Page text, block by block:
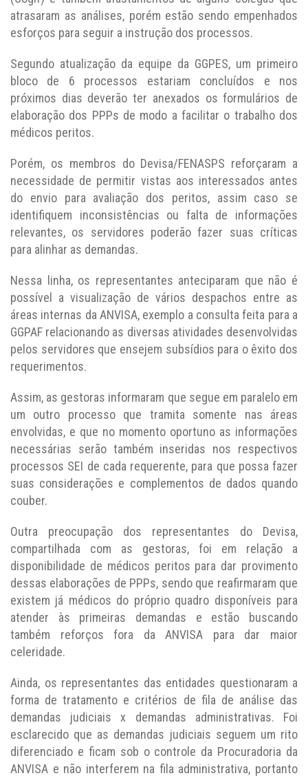
atrasaram as análises, porém estão sendo empenhados
esforços para seguir a instrução dos processos.
Segundo atualização da equipe da GGPES, um primeiro
bloco de 6 processos estariam concluídos e nos
próximos dias deverão ter anexados os formulários de
elaboração dos PPPs de modo a facilitar o trabalho dos
médicos peritos.
Porém, os membros do Devisa/FENASPS reforçaram a
necessidade de permitir vistas aos interessados antes
do envio para avaliação dos peritos, assim caso se
identifiquem inconsistências ou falta de informações
relevantes, os servidores poderão fazer suas críticas
para alinhar as demandas.
Nessa linha, os representantes anteciparam que não é
possível a visualização de vários despachos entre as
áreas internas da ANVISA, exemplo a consulta feita para a
GGPAF relacionando as diversas atividades desenvolvidas
pelos servidores que ensejem subsídios para o êxito dos
requerimentos.
Assim, as gestoras informaram que segue em paralelo em
um outro processo que tramita somente nas áreas
envolvidas, e que no momento oportuno as informações
necessárias serão também inseridas nos respectivos
processos SEI de cada requerente, para que possa fazer
suas considerações e complementos de dados quando
couber.
Outra preocupação dos representantes do Devisa,
compartilhada com as gestoras, foi em relação a
disponibilidade de médicos peritos para dar provimento
dessas elaborações de PPPs, sendo que reafirmaram que
existem já médicos do próprio quadro disponíveis para
atender às primeiras demandas e estão buscando
também reforços fora da ANVISA para dar maior
celeridade.
Ainda, os representantes das entidades questionaram a
forma de tratamento e critérios de fila de análise das
demandas judiciais x demandas administrativas. Foi
esclarecido que as demandas judiciais seguem um rito
diferenciado e ficam sob o controle da Procuradoria da
ANVISA e não interferem na fila administrativa, portanto